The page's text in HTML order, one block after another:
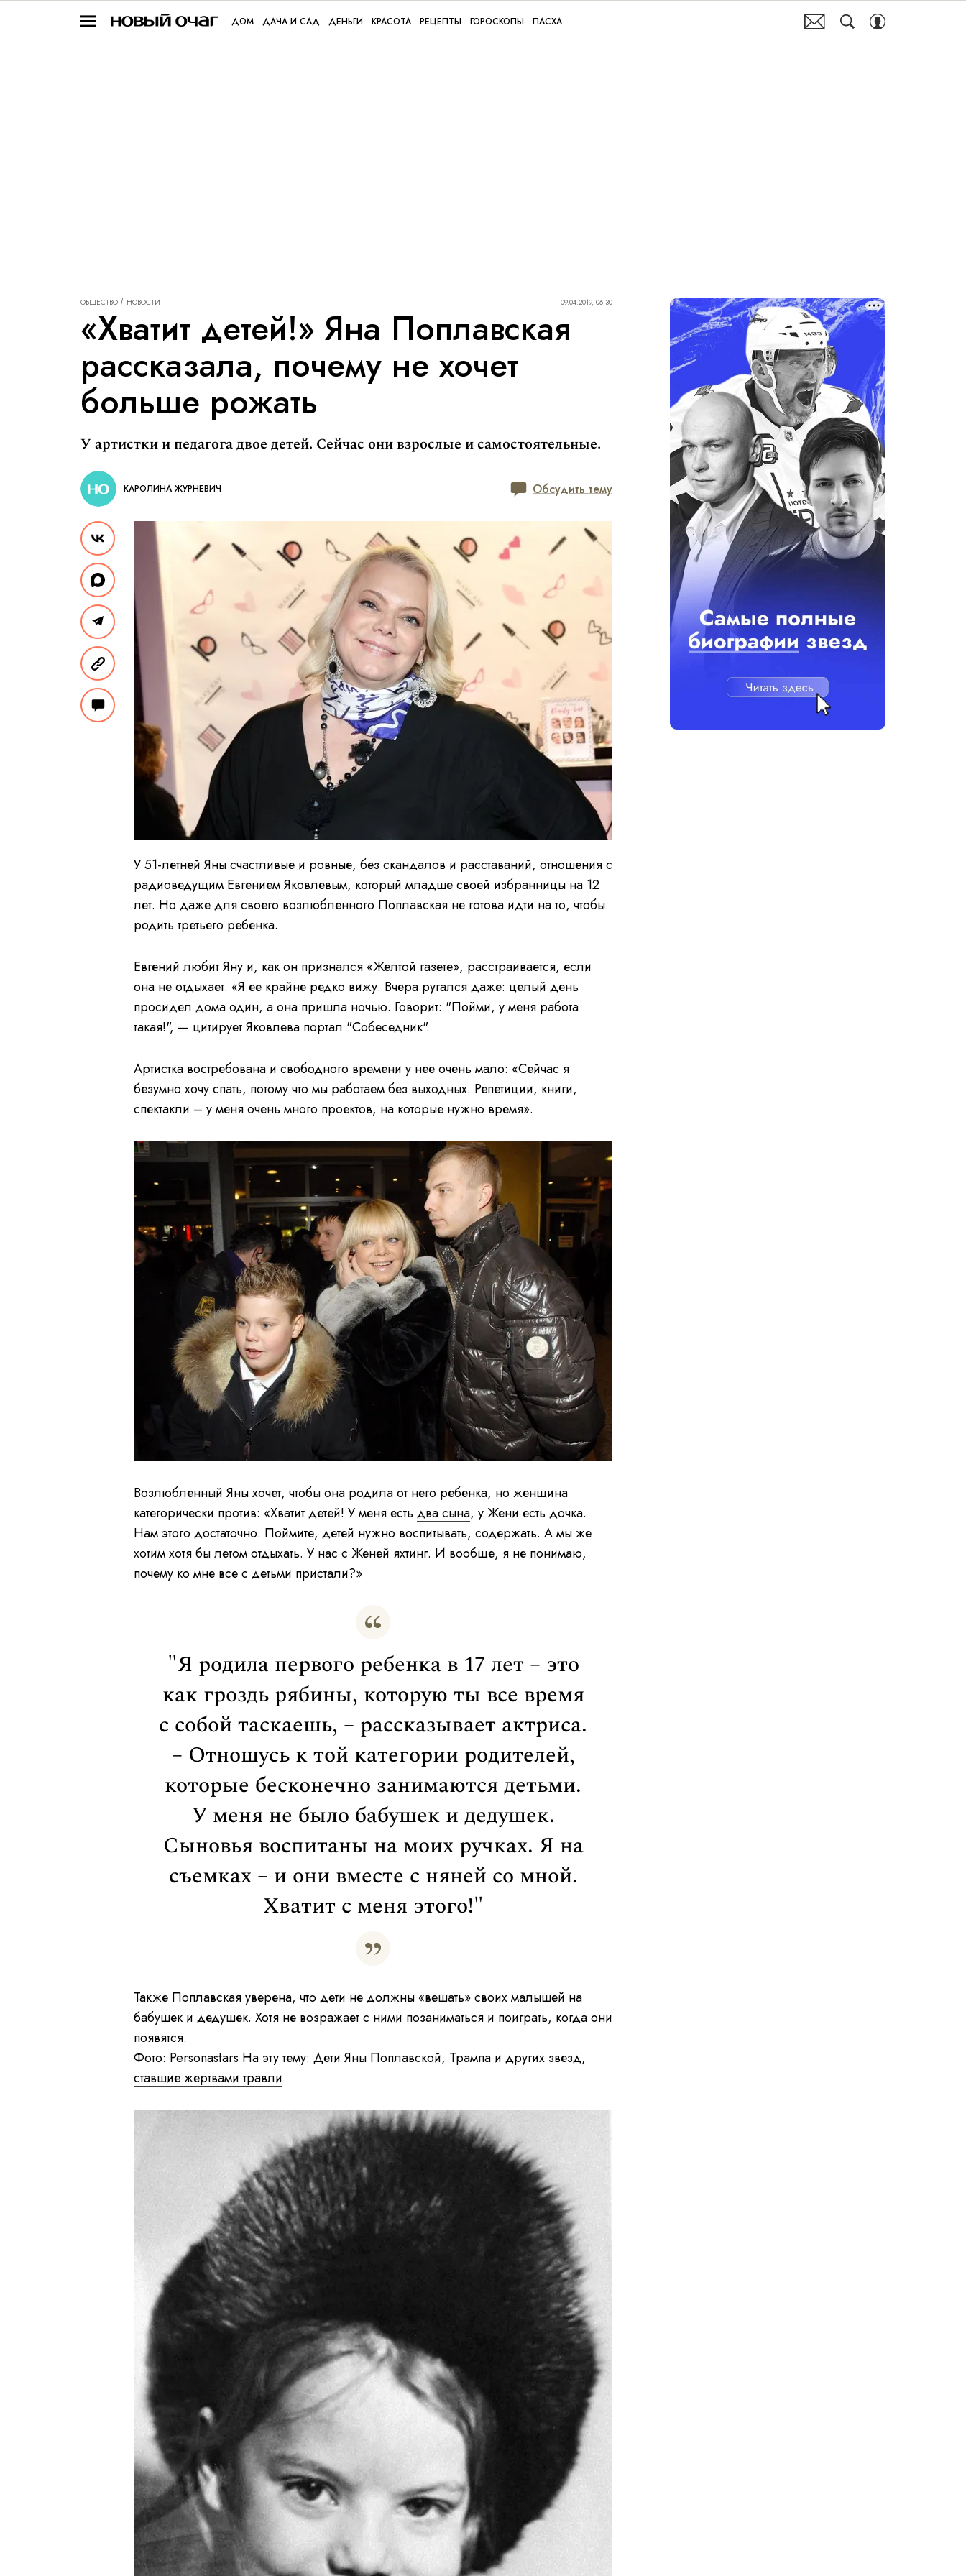
ДОМ ДАЧА И САД ДЕНЬГИ КРАСОТА РЕЦЕПТЫ ГОРОСКОПЫ ПАСХА
ОБЩЕСТВО НОВОСТИ 09.04.2019, 06:30
«Хватит детей!» Яна Поплавская
рассказала, почему не хочет
больше рожать
У артистки и педагога двое детей. Сейчас они взрослые и самостоятельные.
КАРОЛИНА ЖУРНЕВИЧ Обсудить тему
У 51-летней Яны счастливые и ровные, без скандалов и расставаний, отношения с
радиоведущим Евгением Яковлевым, который младше своей избранницы на 12
лет. Но даже для своего возлюбленного Поплавская не готова идти на то, чтобы
родить третьего ребенка.
Евгений любит Яну и, как он признался «Желтой газете», расстраивается, если
она не отдыхает. «Я ее крайне редко вижу. Вчера ругался даже: целый день
просидел дома один, а она пришла ночью. Говорит: "Пойми, у меня работа
такая!", — цитирует Яковлева портал "Собеседник".
Артистка востребована и свободного времени у нее очень мало: «Сейчас я
безумно хочу спать, потому что мы работаем без выходных. Репетиции, книги,
спектакли – у меня очень много проектов, на которые нужно время».
Возлюбленный Яны хочет, чтобы она родила от него ребенка, но женщина
категорически против: «Хватит детей! У меня есть два сына, у Жени есть дочка.
Нам этого достаточно. Поймите, детей нужно воспитывать, содержать. А мы же
хотим хотя бы летом отдыхать. У нас с Женей яхтинг. И вообще, я не понимаю,
почему ко мне все с детьми пристали?»
"Я родила первого ребенка в 17 лет – это
как гроздь рябины, которую ты все время
с собой таскаешь, – рассказывает актриса.
– Отношусь к той категории родителей,
которые бесконечно занимаются детьми.
У меня не было бабушек и дедушек.
Сыновья воспитаны на моих ручках. Я на
съемках – и они вместе с няней со мной.
Хватит с меня этого!"
Также Поплавская уверена, что дети не должны «вешать» своих малышей на
бабушек и дедушек. Хотя не возражает с ними позаниматься и поиграть, когда они
появятся.
Фото: Personastars На эту тему: Дети Яны Поплавской, Трампа и других звезд,
ставшие жертвами травли